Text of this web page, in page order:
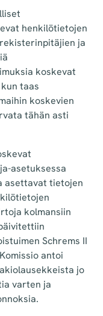
henkilötietojen
ja
koskevat
taas
koskevien
tähän asti
asetuksessa
asettavat tietojen
kolmansiin
Schrems II
antoi
jo
varten ja